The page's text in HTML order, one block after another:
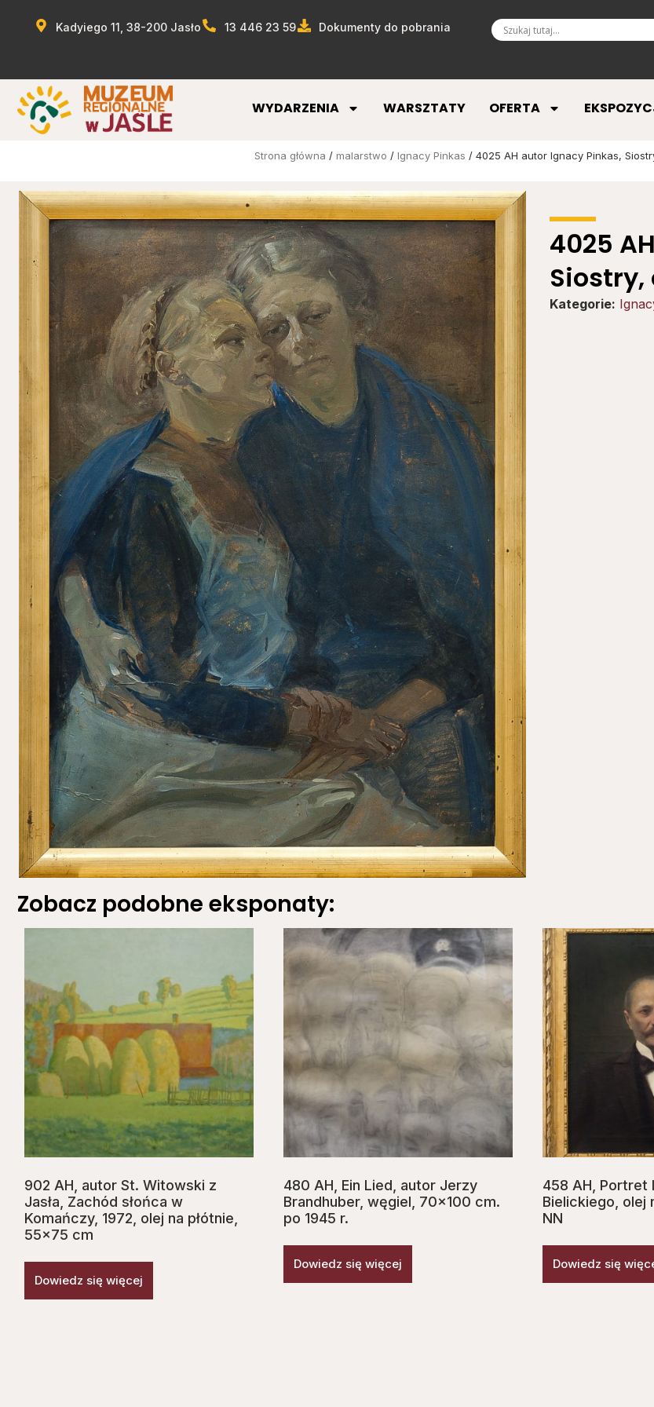
Kadyiego 11, 38-200 Jasło 13 446 23 59 Dokumenty do pobrania
WYDARZENIA WARSZTATY OFERTA
Strona główna / malarstwo / Ignacy Pinkas / 4025 AH autor Ignacy Pinkas,
4025
Siostry,
Kategorie:
Zobacz podobne eksponaty:
902 AH, autor St. Witowski z
Jasła, Zachód słońca w
Komańczy, 1972, olej na płótnie,
55×75 cm
Dowiedz się więcej
480 AH, Ein Lied, autor Jerzy
Brandhuber, węgiel, 70×100 cm.
po 1945 r.
Dowiedz się więcej
458 AH, Portret
Bielickiego, olej
NN
Dowiedz się